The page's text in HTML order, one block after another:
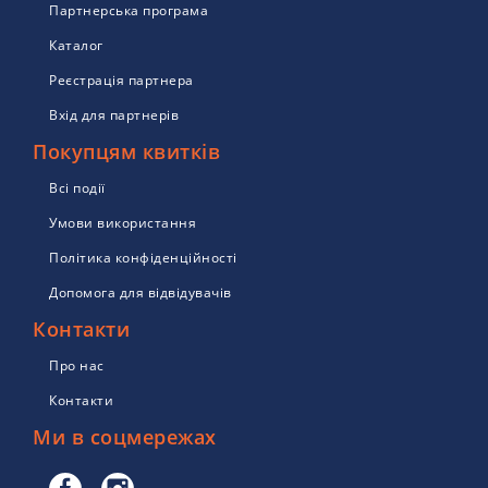
Партнерська програма
Каталог
Реєстрація партнера
Вхід для партнерів
Покупцям квитків
Всі події
Умови використання
Політика конфіденційності
Допомога для відвідувачів
Контакти
Про нас
Контакти
Ми в соцмережах